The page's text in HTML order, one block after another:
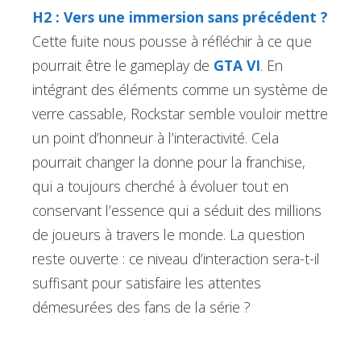
H2 : Vers une immersion sans précédent ?
Cette fuite nous pousse à réfléchir à ce que
pourrait être le gameplay de GTA VI. En
intégrant des éléments comme un système de
verre cassable, Rockstar semble vouloir mettre
un point d’honneur à l’interactivité. Cela
pourrait changer la donne pour la franchise,
qui a toujours cherché à évoluer tout en
conservant l’essence qui a séduit des millions
de joueurs à travers le monde. La question
reste ouverte : ce niveau d’interaction sera-t-il
suffisant pour satisfaire les attentes
démesurées des fans de la série ?